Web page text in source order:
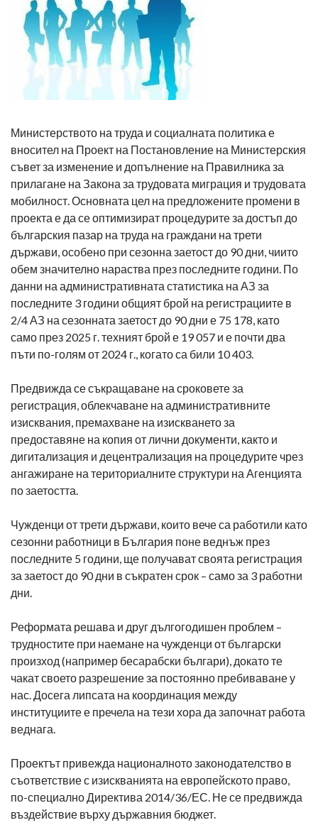
Министерството на труда и социалната политика е
вносител на Проект на Постановление на Министерския
съвет за изменение и допълнение на Правилника за
прилагане на Закона за трудовата миграция и трудовата
мобилност. Основната цел на предложените промени в
проекта е да се оптимизират процедурите за достъп до
българския пазар на труда на граждани на трети
държави, особено при сезонна заетост до 90 дни, чиито
обем значително нараства през последните години. По
данни на административната статистика на АЗ за
последните 3 години общият брой на регистрациите в
2/4 АЗ на сезонната заетост до 90 дни е 75 178, като
само през 2025 г. техният брой е 19 057 и е почти два
пъти по-голям от 2024 г., когато са били 10 403.
Предвижда се съкращаване на сроковете за
регистрация, облекчаване на административните
изисквания, премахване на изискването за
предоставяне на копия от лични документи, както и
дигитализация и децентрализация на процедурите чрез
ангажиране на териториалните структури на Агенцията
по заетостта.
Чужденци от трети държави, които вече са работили като
сезонни работници в България поне веднъж през
последните 5 години, ще получават своята регистрация
за заетост до 90 дни в съкратен срок – само за 3 работни
дни.
Реформата решава и друг дългогодишен проблем –
трудностите при наемане на чужденци от български
произход (например бесарабски българи), докато те
чакат своето разрешение за постоянно пребиваване у
нас. Досега липсата на координация между
институциите е пречела на тези хора да започнат работа
веднага.
Проектът привежда националното законодателство в
съответствие с изискванията на европейското право,
по-специално Директива 2014/36/ЕС. Не се предвижда
въздействие върху държавния бюджет.